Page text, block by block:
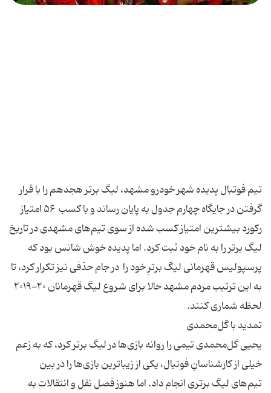
تیم فوتبال پدیده شهر خودرو مشهد، لیگ برتر هجدهم را با قرار
گرفتن در جایگاه چهارم جدول به پایان رساند و با کسب ۵۶ امتیاز
رکورد بیشترین امتیاز کسب شده از سوی تیم‌های مشهدی در تاریخ
لیگ برتر را به نام خود ثبت کرد. اما پدیده خو‌ش شانس بود که
پرسپولیس قهرمانی لیگ برترِ خود را در جام حذفی نیز تکرار کرد، تا
به این ترتیب مردم مشهد حالا برای شروع لیگ قهرمانان ۲۰-۲۰۱۹
یحیی گل‌محمدی تیمی را روانه بازی‌ها در لیگ برتر کرد، که به زعم
خیلی از کارشناسانِ فوتبال، یکی از زیباترین بازی‌ها را در بین
تیم‌های لیگ برتری انجام داد. اما هنوز فصل نقل و انتقالات به